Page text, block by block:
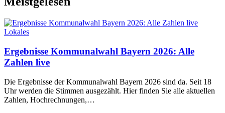
Lokales
Ergebnisse Kommunalwahl Bayern 2026: Alle
Zahlen live
Die Ergebnisse der Kommunalwahl Bayern 2026 sind da. Seit 18
Uhr werden die Stimmen ausgezählt. Hier finden Sie alle aktuellen
Zahlen, Hochrechnungen,…